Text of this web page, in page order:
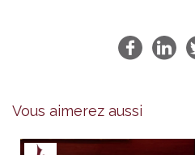
Vous aimerez aussi